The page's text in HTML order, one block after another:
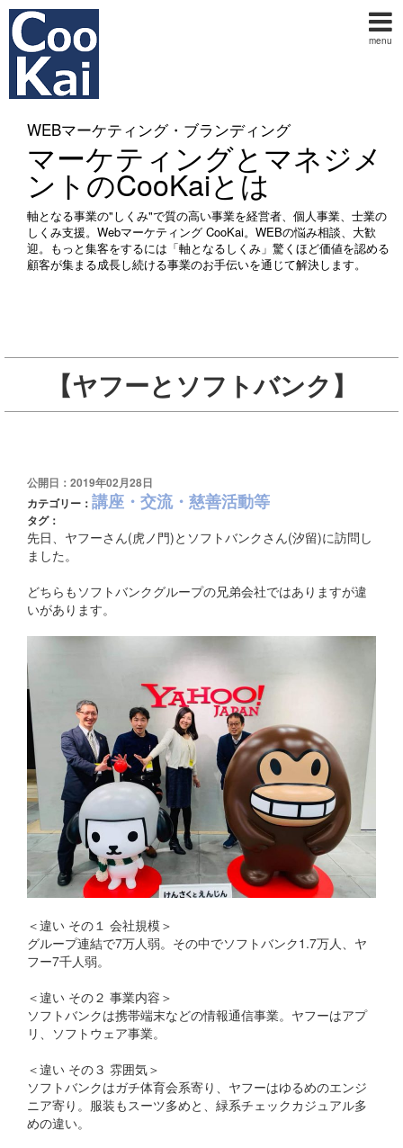
menu
WEBマーケティング・ブランディング
マーケティングとマネジメ
ントのCooKaiとは
軸となる事業の"しくみ"で質の高い事業を経営者、個人事業、士業の
しくみ支援。Webマーケティング CooKai。WEBの悩み相談、大歓
迎。もっと集客をするには「軸となるしくみ」驚くほど価値を認める
顧客が集まる成長し続ける事業のお手伝いを通じて解決します。
【ヤフーとソフトバンク】
公開日：2019年02月28日
カテゴリー： 講座・交流・慈善活動等
タグ：
先日、ヤフーさん(虎ノ門)とソフトバンクさん(汐留)に訪問し
ました。
どちらもソフトバンクグループの兄弟会社ではありますが違
いがあります。
＜違い その１ 会社規模＞
グループ連結で7万人弱。その中でソフトバンク1.7万人、ヤ
フー7千人弱。
＜違い その２ 事業内容＞
ソフトバンクは携帯端末などの情報通信事業。ヤフーはアプ
リ、ソフトウェア事業。
＜違い その３ 雰囲気＞
ソフトバンクはガチ体育会系寄り、ヤフーはゆるめのエンジ
ニア寄り。服装もスーツ多めと、緑系チェックカジュアル多
めの違い。